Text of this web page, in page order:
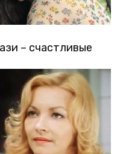
– счастливые